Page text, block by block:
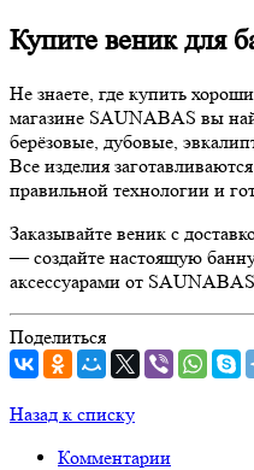
Купите веник для
Не знаете, где купить
магазине SAUNABAS вы
берёзовые, дубовые,
Все изделия
правильной технологии и
Заказывайте веник с
— создайте настоящую
аксессуарами от
Поделиться
Назад к списку
Комментарии